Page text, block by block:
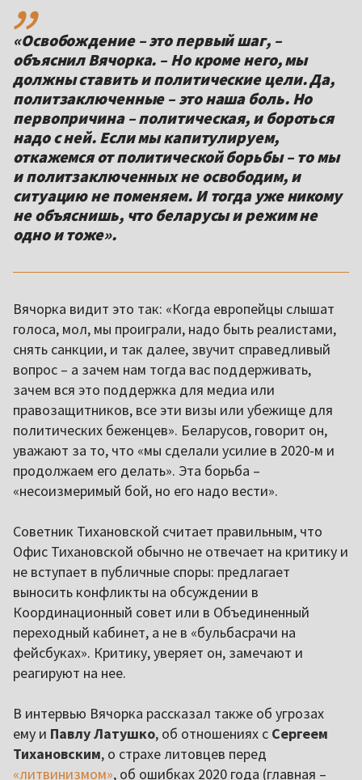
«Освобождение – это первый шаг, –
объяснил Вячорка. – Но кроме него, мы
должны ставить и политические цели. Да,
политзаключенные – это наша боль. Но
первопричина – политическая, и бороться
надо с ней. Если мы капитулируем,
откажемся от политической борьбы – то мы
и политзаключенных не освободим, и
ситуацию не поменяем. И тогда уже никому
не объяснишь, что беларусы и режим не
одно и тоже».
Вячорка видит это так: «Когда европейцы слышат
голоса, мол, мы проиграли, надо быть реалистами,
снять санкции, и так далее, звучит справедливый
вопрос – а зачем нам тогда вас поддерживать,
зачем вся это поддержка для медиа или
правозащитников, все эти визы или убежище для
политических беженцев». Беларусов, говорит он,
уважают за то, что «мы сделали усилие в 2020-м и
продолжаем его делать». Эта борьба –
«несоизмеримый бой, но его надо вести».
Советник Тихановской считает правильным, что
Офис Тихановской обычно не отвечает на критику и
не вступает в публичные споры: предлагает
выносить конфликты на обсуждении в
Координационный совет или в Объединенный
переходный кабинет, а не в «бульбасрачи на
фейсбуках». Критику, уверяет он, замечают и
реагируют на нее.
В интервью Вячорка рассказал также об угрозах
ему и Павлу Латушко, об отношениях с Сергеем
Тихановским, о страхе литовцев перед
«литвинизмом», об ошибках 2020 года (главная –